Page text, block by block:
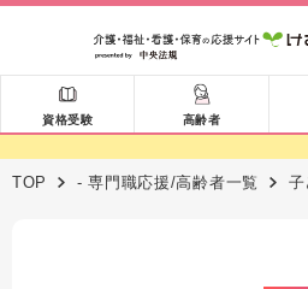
資格受験 高齢者
TOP - 専門職応援/高齢者一覧 子